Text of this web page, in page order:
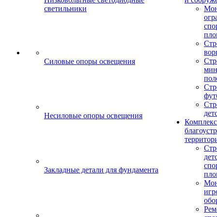
светильники
Силовые опоры освещения
Несиловые опоры освещения
Закладные детали для фундамента